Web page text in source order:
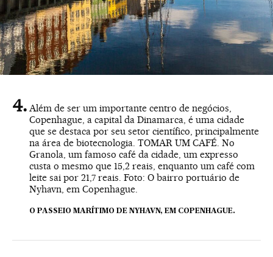
Além de ser um importante centro de negócios,
Copenhague, a capital da Dinamarca, é uma cidade
que se destaca por seu setor científico, principalmente
na área de biotecnologia. TOMAR UM CAFÉ. No
Granola, um famoso café da cidade, um expresso
custa o mesmo que 15,2 reais, enquanto um café com
leite sai por 21,7 reais. Foto: O bairro portuário de
Nyhavn, em Copenhague.
O PASSEIO MARÍTIMO DE NYHAVN, EM COPENHAGUE.